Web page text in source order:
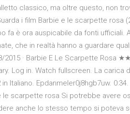
classico, ma oltre questo, non
i film Barbie e le scarpette rosa
fa è ora auspicabile da fonti ufficiali.
che in realtà hanno a guardare
2015 · Barbie E Le Scarpette Rosa
Log in. Watch fullscreen. La carica
in Italiano. Epdanmeler0j8hgb7uw.
le scarpette rosa Si potrebbe avere
anche lo stesso tempo si poteva